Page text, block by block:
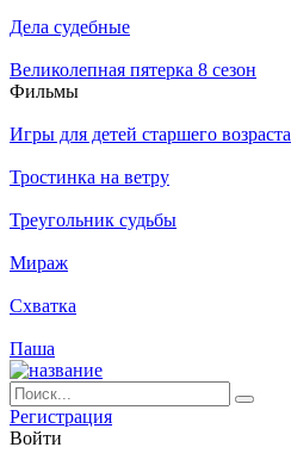
Дела судебные
Великолепная пятерка 8 сезон
Филь­мы
Игры для детей старшего возраста
Тростинка на ветру
Треугольник судьбы
Мираж
Схватка
Паша
Ре­ги­ст­ра­ция
Вой­ти